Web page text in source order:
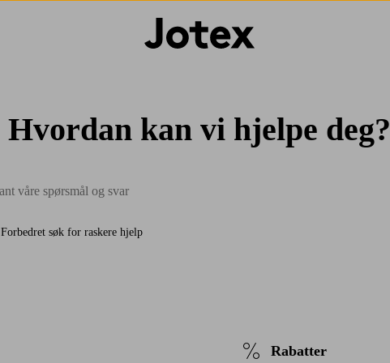
Hvordan kan vi hjelpe deg?
Forbedret søk for raskere hjelp
Rabatter